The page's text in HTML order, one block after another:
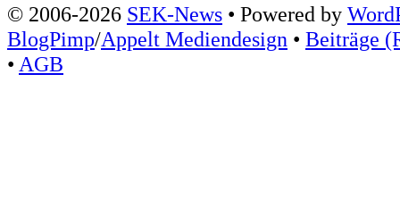
© 2006-2026 SEK-News • Powered by
BlogPimp/Appelt Mediendesign • Beiträge
• AGB